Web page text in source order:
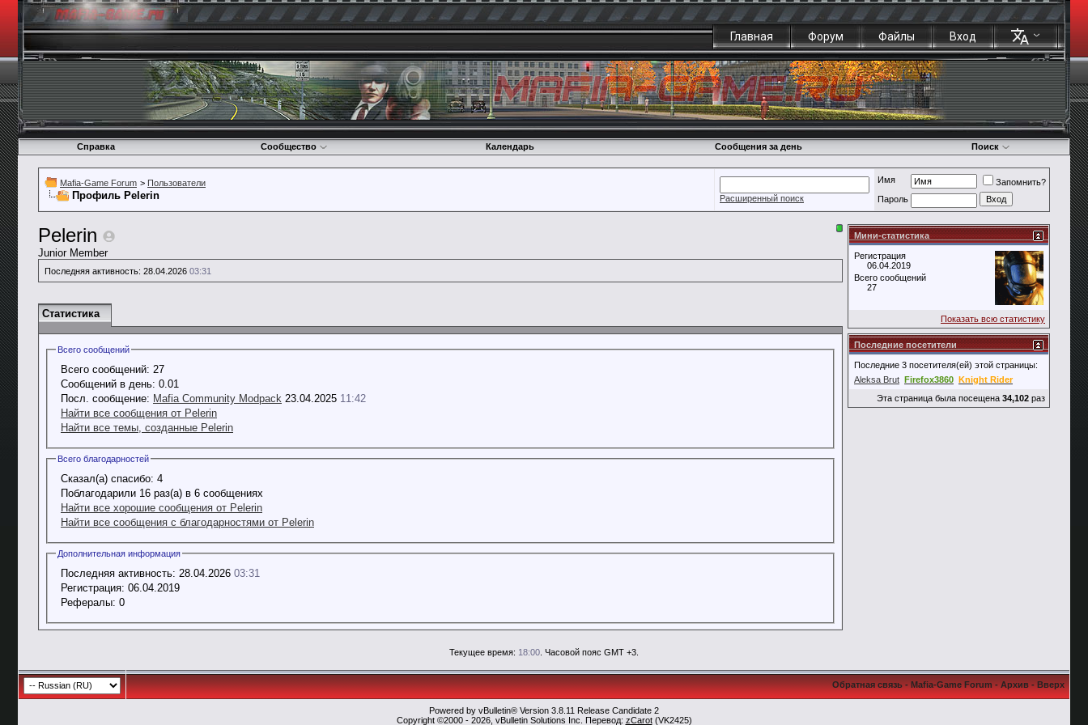
Главная Форум Файлы Вход
Справка Сообщество Календарь Сообщения за день Поиск
Mafia-Game Forum > Пользователи
Профиль Pelerin Расширенный поиск
Имя
Запомнить?
Пароль
Pelerin
Junior Member
Последняя активность: 28.04.2026 03:31
Статистика
Всего сообщений
Всего сообщений: 27
Сообщений в день: 0.01
Посл. сообщение: Mafia Community Modpack 23.04.2025 11:42
Найти все сообщения от Pelerin
Найти все темы, созданные Pelerin
Всего благодарностей
Сказал(а) спасибо: 4
Поблагодарили 16 раз(а) в 6 сообщениях
Найти все хорошие сообщения от Pelerin
Найти все сообщения с благодарностями от Pelerin
Дополнительная информация
Последняя активность: 28.04.2026 03:31
Регистрация: 06.04.2019
Рефералы: 0
Мини-статистика
Регистрация
06.04.2019
Всего сообщений
27
Показать всю статистику
Последние посетители
Последние 3 посетителя(ей) этой страницы:
Aleksa Brut Firefox3860 Knight Rider
Эта страница была посещена 34,102 раз
Текущее время: 18:00 . Часовой пояс GMT +3.
Обратная связь-Mafia-Game Forum-Архив-Вверх
Powered by vBulletin® Version 3.8.11 Release Candidate 2
Copyright ©2000 - 2026, vBulletin Solutions Inc. Перевод: zCarot(VK2425)